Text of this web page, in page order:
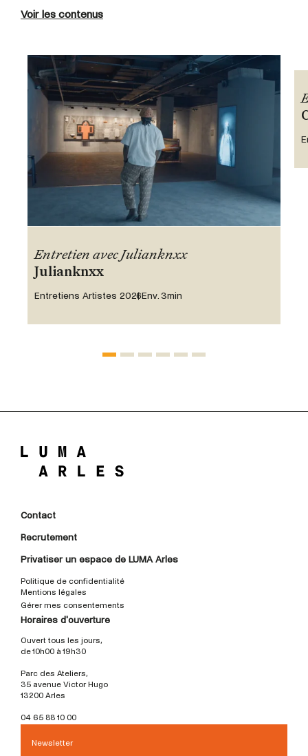
Voir les contenus
Entretien avec Julianknxx
Julianknxx
Entretiens Artistes 2026Env. 3min
Contact
Recrutement
Privatiser un espace de LUMA Arles
Politique de confidentialité
Mentions légales
Gérer mes consentements
Horaires d'ouverture
Ouvert tous les jours,
de 10h00 à 19h30
Parc des Ateliers,
35 avenue Victor Hugo
13200 Arles
04 65 88 10 00
Newsletter